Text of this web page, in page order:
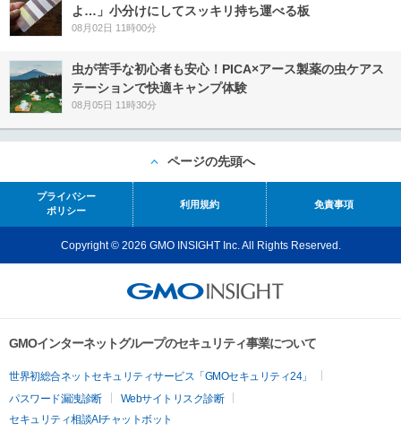
よ…」小分けにしてスッキリ持ち運べる板
08月02日 11時00分
虫が苦手な初心者も安心！PICA×アース製薬の虫ケアス
テーションで快適キャンプ体験
08月05日 11時30分
ページの先頭へ
プライバシー
ポリシー
利用規約 免責事項
Copyright © 2026 GMO INSIGHT Inc. All Rights Reserved.
GMOインターネットグループのセキュリティ事業について
世界初総合ネットセキュリティサービス「GMOセキュリティ24」
パスワード漏洩診断
Webサイトリスク診断
セキュリティ相談AIチャットボット